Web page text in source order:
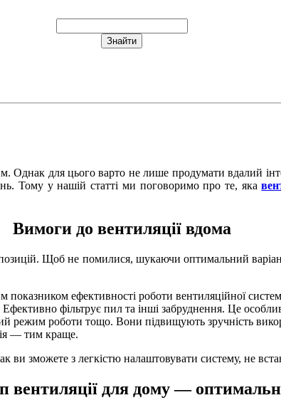
для цього варто не лише продумати вдалий
Тому у нашій статті ми поговоримо про те, яка
Вимоги до вентиляції вдома
Щоб не помилися, шукаючи оптимальний
ефективності роботи вентиляційної
фільтрує пил та інші забруднення. Це
режим роботи тощо. Вони підвищують зручність
— тим краще.
ви зможете з легкістю налаштовувати систему, не
вентиляції для дому —